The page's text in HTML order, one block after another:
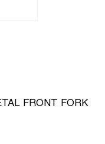
FRONT FORK